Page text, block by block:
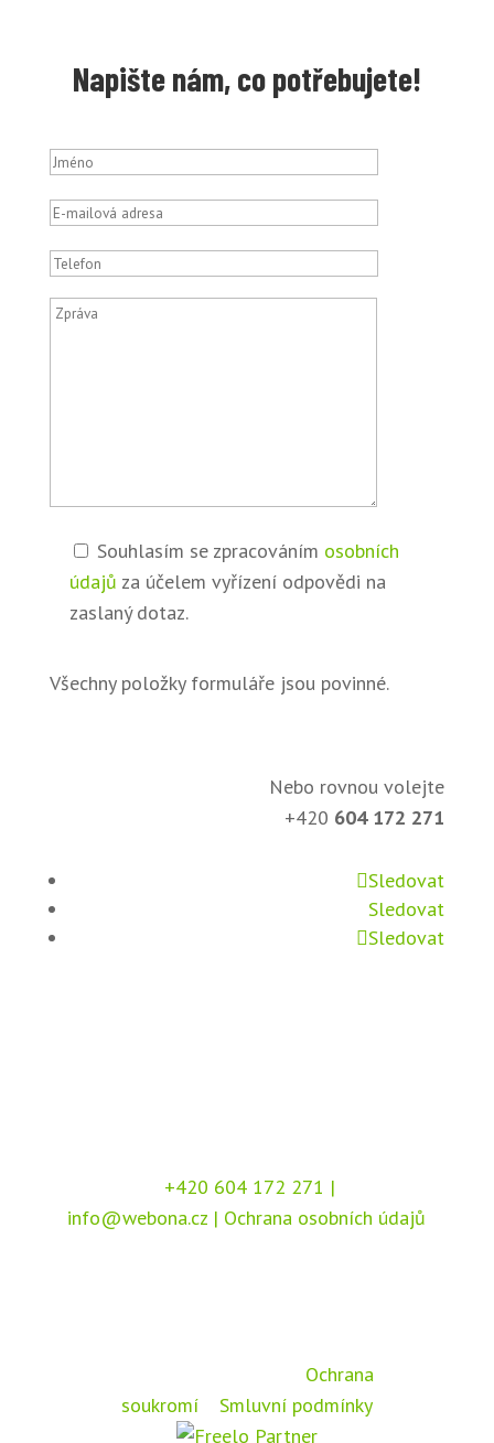
Napište nám, co potřebujete!
Souhlasím se zpracováním osobních
údajů za účelem vyřízení odpovědi na
zaslaný dotaz.
Všechny položky formuláře jsou povinné.
Nebo rovnou volejte
+420 604 172 271
Sledovat
Sledovat
Sledovat
+420 604 172 271 |
info@webona.cz | Ochrana osobních údajů
Ochrana
soukromía Smluvní podmínky